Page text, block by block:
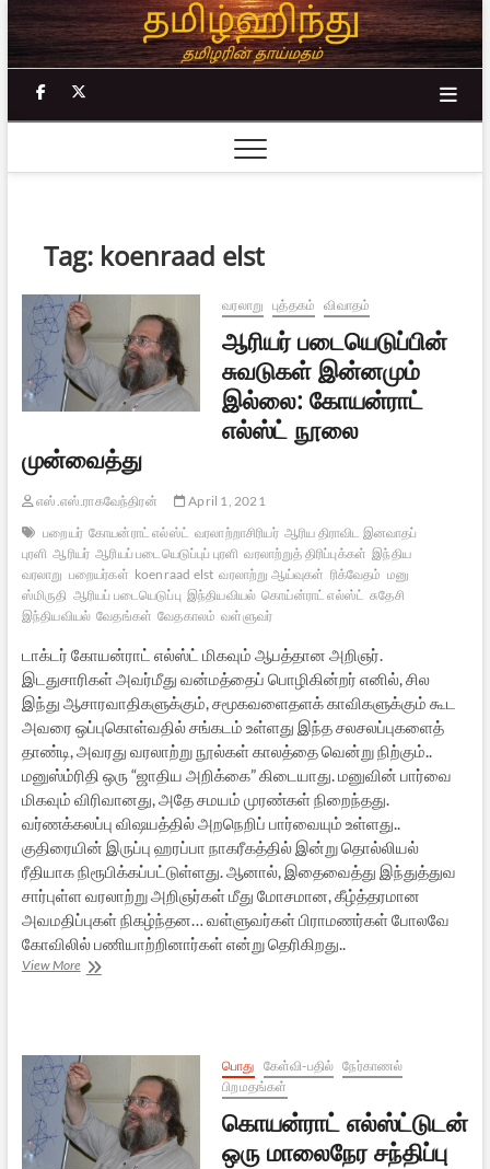
Skip
to
content
facebook
Tag: koenraad elst
வரலாறு புத்தகம் விவாதம்
ஆரியர் படையெடுப்பின்
சுவடுகள் இன்னமும்
இல்லை: கோயன்ராட்
எல்ஸ்ட் நூலை
முன்வைத்து
எஸ்.எஸ்.ராகவேந்திரன்
April 1, 2021
பறையர் கோயன்ராட் எல்ஸ்ட் வரலாற்றாசிரியர் ஆரிய திராவிட இனவாதப்
புரளி ஆரியர் ஆரியப் படையெடுப்புப் புரளி வரலாற்றுத் திரிப்புக்கள் இந்திய
வரலாறு பறையர்கள் koenraad elst வரலாற்று ஆய்வுகள் ரிக்வேதம் மனு
ஸ்மிருதி ஆரியப் படையெடுப்பு இந்தியவியல் கொய்ன்ராட் எல்ஸ்ட் சுதேசி
இந்தியவியல் வேதங்கள் வேதகாலம் வள்ளுவர்
டாக்டர் கோயன்ராட் எல்ஸ்ட் மிகவும் ஆபத்தான அறிஞர்.
இடதுசாரிகள் அவர்மீது வன்மத்தைப் பொழிகின்றர் எனில், சில
இந்து ஆசாரவாதிகளுக்கும், சமூகவளைதளக் காவிகளுக்கும் கூட
அவரை ஒப்புகொள்வதில் சங்கடம் உள்ளது இந்த சலசலப்புகளைத்
தாண்டி, அவரது வரலாற்று நூல்கள் காலத்தை வென்று நிற்கும்..
மனுஸ்ம்ரிதி ஒரு “ஜாதிய அறிக்கை” கிடையாது. மனுவின் பார்வை
மிகவும் விரிவானது, அதே சமயம் முரண்கள் நிறைந்தது.
வர்ணக்கலப்பு விஷயத்தில் அறநெறிப் பார்வையும் உள்ளது..
குதிரையின் இருப்பு ஹரப்பா நாகரீகத்தில் இன்று தொல்லியல்
ரீதியாக நிரூபிக்கப்பட்டுள்ளது. ஆனால், இதைவைத்து இந்துத்துவ
சார்புள்ள வரலாற்று அறிஞர்கள் மீது மோசமான, கீழ்த்தரமான
அவமதிப்புகள் நிகழ்ந்தன… வள்ளுவர்கள் பிராமணர்கள் போலவே
கோவிலில் பணியாற்றினார்கள் என்று தெரிகிறது..
View Moreஆரியர்
கோயன்ராட்
எல்ஸ்ட்
நூலை
முன்வைத்து
பொது கேள்வி-பதில் நேர்காணல்
பிறமதங்கள்
கொயன்ராட் எல்ஸ்ட்டுடன்
ஒரு மாலைநேர சந்திப்பு